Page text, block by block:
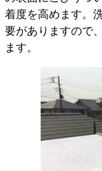
着度を高めます。
要がありますので
ます。